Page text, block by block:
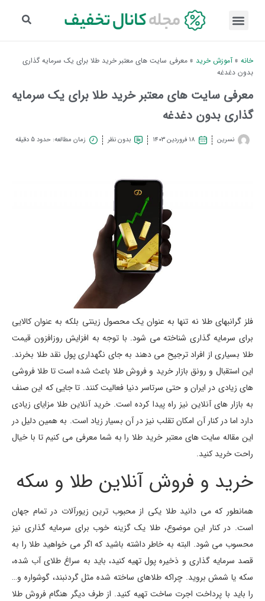
خانه » آموزش خرید » معرفی سایت های معتبر خرید طلا برای یک سرمایه گذاری
بدون دغدغه
معرفی سایت های معتبر خرید طلا برای یک سرمایه
گذاری بدون دغدغه
نسرین ۱۸ فروردین ۱۴۰۳ بدون نظر زمان مطالعه: حدود 5 دقیقه
فلز گرانبهای طلا نه تنها به عنوان یک محصول زینتی بلکه به عنوان کالایی
برای سرمایه گذاری شناخته می شود. با توجه به افزایش روزافزون قیمت
طلا بسیاری از افراد ترجیح می دهند به جای نگهداری پول نقد طلا بخرند.
این استقبال و رونق بازار خرید و فروش طلا باعث شده است تا طلا فروشی
های زیادی در ایران و حتی سرتاسر دنیا فعالیت کنند. تا جایی که این صنف
به بازار های آنلاین نیز راه پیدا کرده است. خرید آنلاین طلا مزایای زیادی
دارد اما در کنار آن امکان تقلب نیز در آن بسیار زیاد است. به همین دلیل در
این مقاله سایت های معتبر خرید طلا را به شما معرفی می کنیم تا با خیال
راحت خرید کنید.
خرید و فروش آنلاین طلا و سکه
همانطور که می دانید طلا یکی از محبوب ترین زیورآلات در تمام جهان
است. در کنار این موضوع، طلا یک گزینه خوب برای سرمایه گذاری نیز
محسوب می شود. البته به خاطر داشته باشید که اگر می خواهید طلا را به
قصد سرمایه گذاری و ذخیره پول تهیه کنید، باید به سراغ طلای آب شده،
سکه یا شمش بروید. چراکه طلاهای ساخته شده مثل گردنبند، گوشواره و…
را باید با پرداخت اجرت ساخت تهیه کنید. از طرف دیگر هنگام فروش طلا